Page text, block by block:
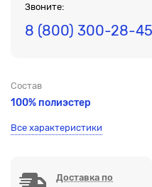
Звоните:
8 (800) 300-28-45
Состав
100% полиэстер
Все характеристики
Доставка по